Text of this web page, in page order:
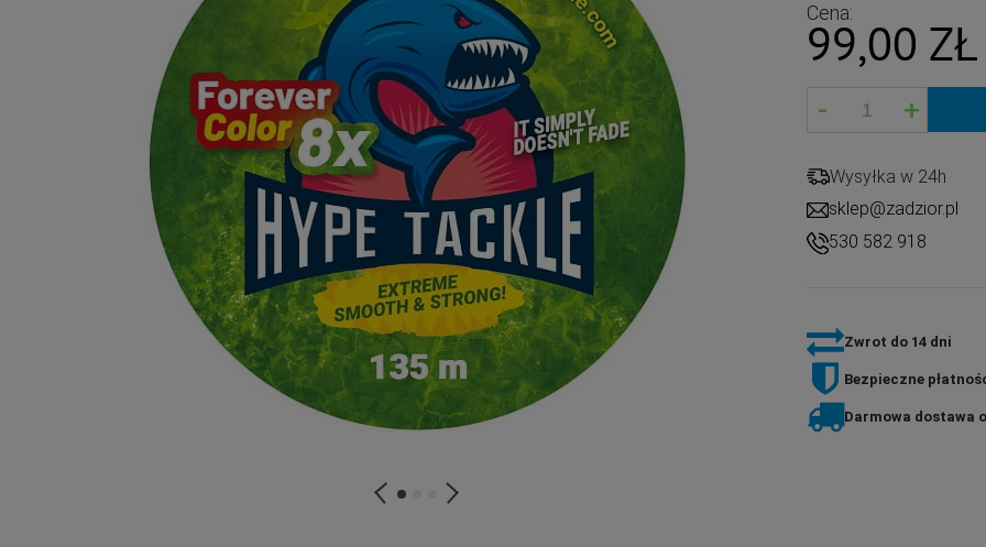
Cena:
99,00 ZŁ
- +
Wysyłka w 24h
sklep@zadzior.pl
530 582 918
Zwrot do 14 dni
Bezpieczne
Darmowa dostawa